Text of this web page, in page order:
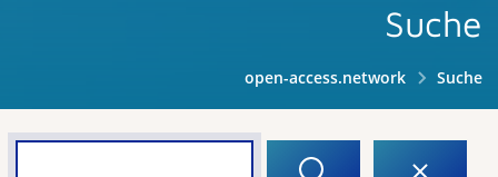
Suche
open-access.network Suche